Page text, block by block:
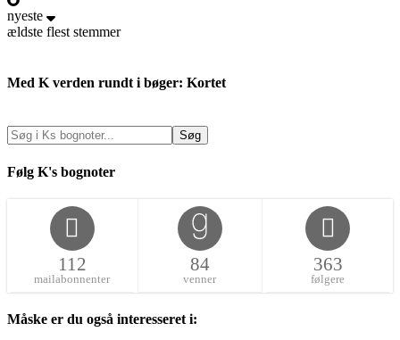
nyeste
ældste flest stemmer
Med K verden rundt i bøger: Kortet
Følg K's bognoter
112
mailabonnenter
84
venner
363
følgere
Måske er du også interesseret i: